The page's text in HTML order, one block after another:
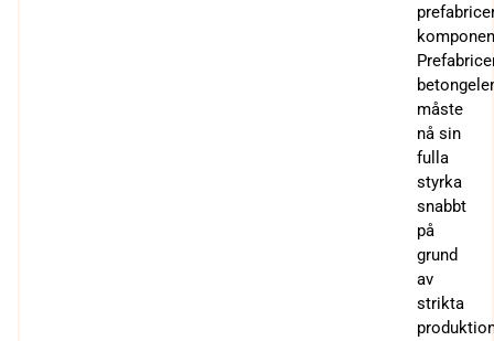
måste
nå sin
fulla
styrka
snabbt
på
grund
av
strikta